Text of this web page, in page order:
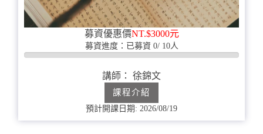
募資優惠價NT.$3000元
募資進度：已募資 0/ 10人
0%
講師： 徐錦文
課程介紹
預計開課日期: 2026/08/19